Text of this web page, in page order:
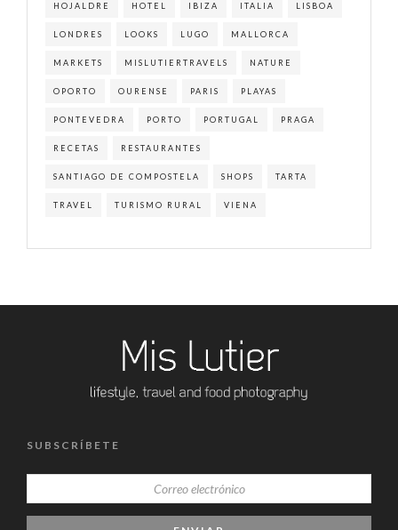
HOJALDRE HOTEL IBIZA ITALIA LISBOA
LONDRES LOOKS LUGO MALLORCA
MARKETS MISLUTIERTRAVELS NATURE
OPORTO OURENSE PARIS PLAYAS
PONTEVEDRA PORTO PORTUGAL PRAGA
RECETAS RESTAURANTES
SANTIAGO DE COMPOSTELA SHOPS TARTA
TRAVEL TURISMO RURAL VIENA
SUBSCRÍBETE